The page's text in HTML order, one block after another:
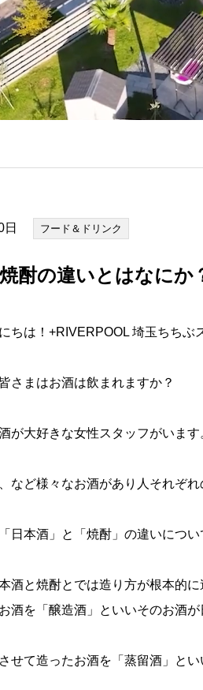
フード＆ドリンク
酎の違いとはなにか
ちは！+RIVERPOOL 埼玉ちちぶ
さまはお酒は飲まれますか？
が大好きな女性スタッフがいます
など様々なお酒があり人それぞれ
日本酒」と「焼酎」の違いにつ
酒と焼酎とでは造り方が根本的
酒を「醸造酒」といいそのお酒が
せて造ったお酒を「蒸留酒」と